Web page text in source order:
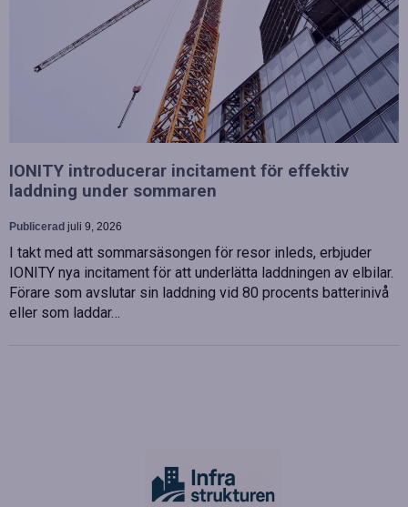
IONITY introducerar incitament för effektiv
laddning under sommaren
Publicerad juli 9, 2026
I takt med att sommarsäsongen för resor inleds, erbjuder
IONITY nya incitament för att underlätta laddningen av elbilar.
Förare som avslutar sin laddning vid 80 procents batterinivå
eller som laddar…